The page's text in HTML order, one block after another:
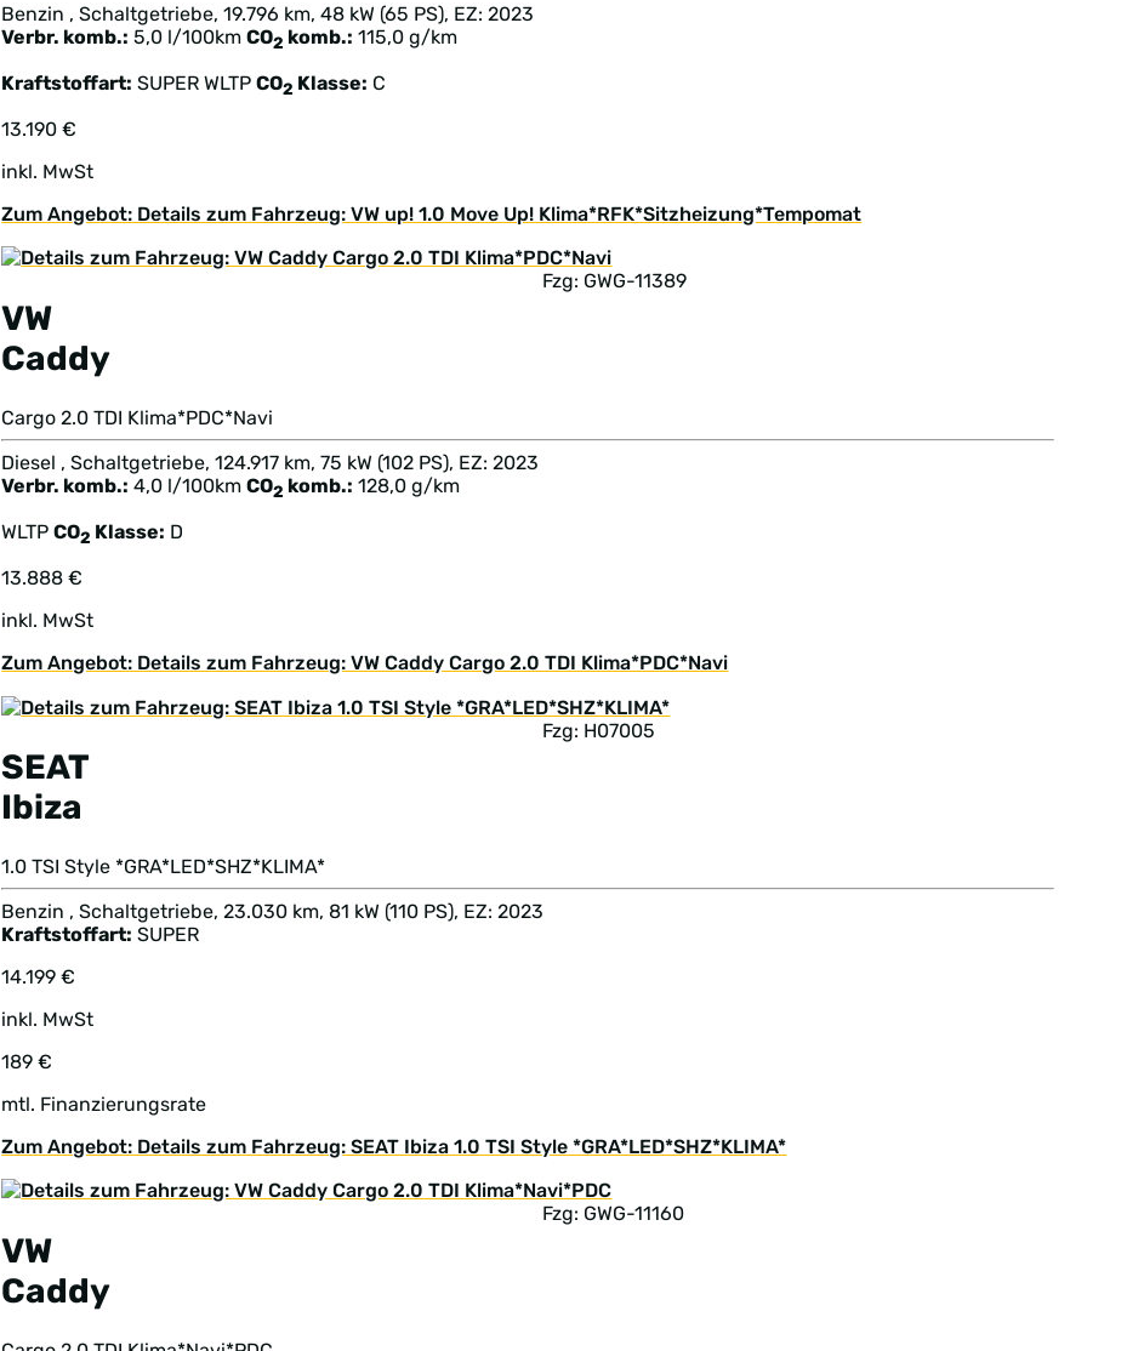
Benzin , Schaltgetriebe, 19.796 km, 48 kW (65 PS), EZ: 2023
Verbr. komb.: 5,0 l/100km CO2 komb.: 115,0 g/km
Kraftstoffart: SUPER WLTPCO2 Klasse: C
13.190 €
inkl. MwSt
Zum Angebot: Details zum Fahrzeug: VW up! 1.0 Move Up! Klima*RFK*Sitzheizung*Tempomat
VW
Caddy
Fzg: GWG-11389
Cargo 2.0 TDI Klima*PDC*Navi
Diesel , Schaltgetriebe, 124.917 km, 75 kW (102 PS), EZ: 2023
Verbr. komb.: 4,0 l/100km CO2 komb.: 128,0 g/km
WLTPCO2 Klasse: D
13.888 €
inkl. MwSt
Zum Angebot: Details zum Fahrzeug: VW Caddy Cargo 2.0 TDI Klima*PDC*Navi
SEAT
Ibiza
Fzg: H07005
1.0 TSI Style *GRA*LED*SHZ*KLIMA*
Benzin , Schaltgetriebe, 23.030 km, 81 kW (110 PS), EZ: 2023
Kraftstoffart: SUPER
14.199 €
inkl. MwSt
189 €
mtl. Finanzierungsrate
Zum Angebot: Details zum Fahrzeug: SEAT Ibiza 1.0 TSI Style *GRA*LED*SHZ*KLIMA*
VW
Caddy
Fzg: GWG-11160